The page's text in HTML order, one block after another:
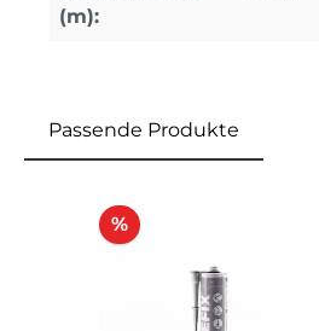
(m):
Passende Produkte
%Rabatt